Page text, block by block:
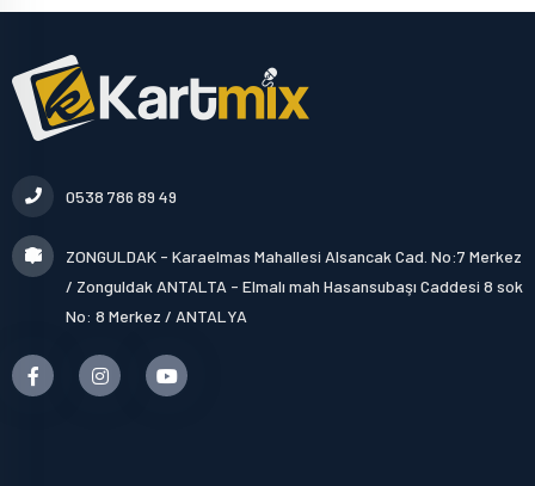
0538 786 89 49
ZONGULDAK - Karaelmas Mahallesi Alsancak Cad. No:7 Merkez
/ Zonguldak ANTALTA - Elmalı mah Hasansubaşı Caddesi 8 sok
No: 8 Merkez / ANTALYA